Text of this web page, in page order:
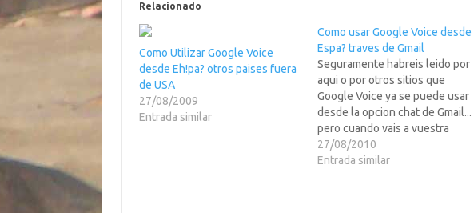
Relacionado
Como Utilizar Google Voice
desde Eh!pa? otros paises fuera
de USA
27/08/2009
Entrada similar
Como usar Google Voice desde
Espa? traves de Gmail
Seguramente habreis leido por
aqui o por otros sitios que
Google Voice ya se puede usar
desde la opcion chat de Gmail...
pero cuando vais a vuestra
cuenta no veis esa opcion... pues
bien, a mi me pasaba lo mismo y
27/08/2010
Entrada similar